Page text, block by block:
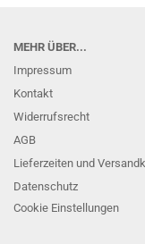
MEHR ÜBER...
Impressum
Kontakt
Widerrufsrecht
AGB
Lieferzeiten und
Datenschutz
Cookie Einstellungen